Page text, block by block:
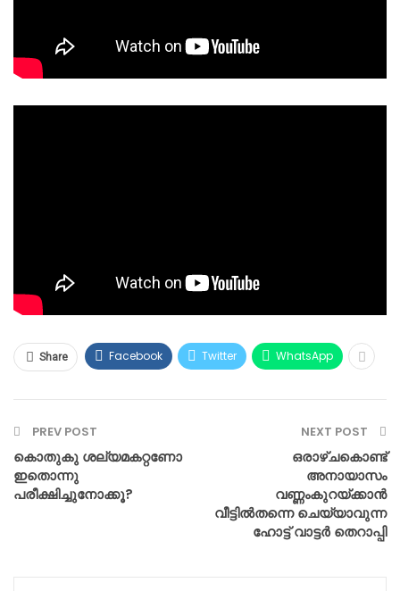
Share Facebook Twitter WhatsApp
PREV POST
കൊതുകു ശല്യമകറ്റണോ
ഇതൊന്നു
പരീക്ഷിച്ചുനോക്കൂ?
NEXT POST
ഒരാഴ്ചകൊണ്ട്
അനായാസം
വണ്ണംകുറയ്ക്കാൻ
വീട്ടിൽതന്നെ ചെയ്യാവുന്ന
ഹോട്ട് വാട്ടർ തെറാപ്പി